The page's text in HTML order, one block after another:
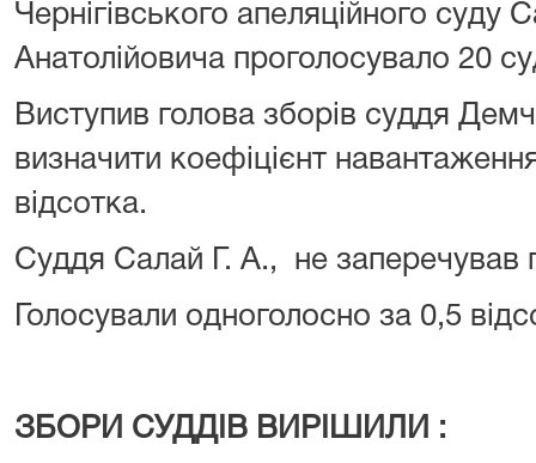
Чернігівського апеляційного суду
Анатолійовича проголосувало 20
Виступив голова зборів суддя
визначити коефіцієнт
відсотка.
Суддя Салай Г. А., не заперечував
Голосували одноголосно за 0,5
ЗБОРИ СУДДІВ ВИРІШИЛИ :